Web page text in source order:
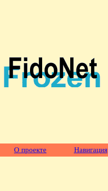
О проекте Навигация